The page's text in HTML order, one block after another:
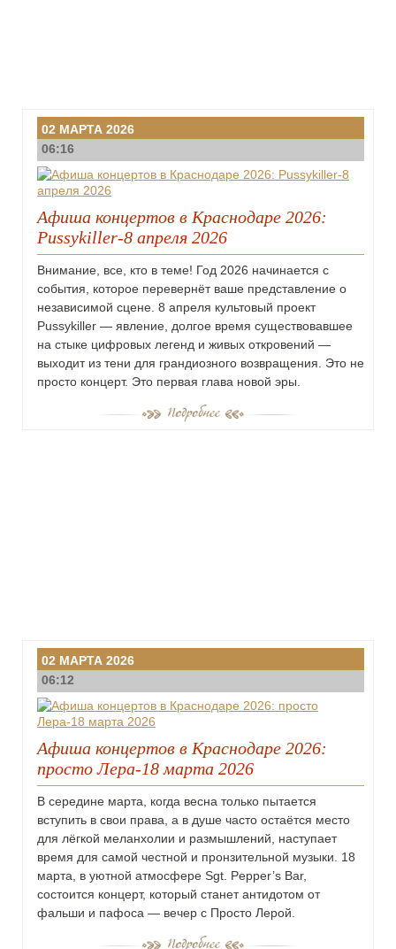
02 МАРТА 2026
06:16
Афиша концертов в Краснодаре 2026:
Pussykiller-8 апреля 2026
Внимание, все, кто в теме! Год 2026 начинается с
события, которое перевернёт ваше представление о
независимой сцене. 8 апреля культовый проект
Pussykiller — явление, долгое время существовавшее
на стыке цифровых легенд и живых откровений —
выходит из тени для грандиозного возвращения. Это не
просто концерт. Это первая глава новой эры.
02 МАРТА 2026
06:12
Афиша концертов в Краснодаре 2026:
просто Лера-18 марта 2026
В середине марта, когда весна только пытается
вступить в свои права, а в душе часто остаётся место
для лёгкой меланхолии и размышлений, наступает
время для самой честной и пронзительной музыки. 18
марта, в уютной атмосфере Sgt. Pepper’s Bar,
состоится концерт, который станет антидотом от
фальши и пафоса — вечер с Просто Лерой.